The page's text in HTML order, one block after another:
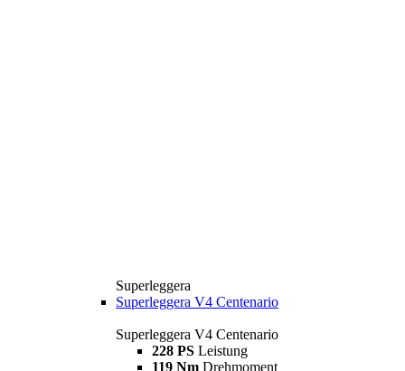
Superleggera
Superleggera V4 Centenario
Superleggera V4 Centenario
228 PS Leistung
119 Nm Drehmoment